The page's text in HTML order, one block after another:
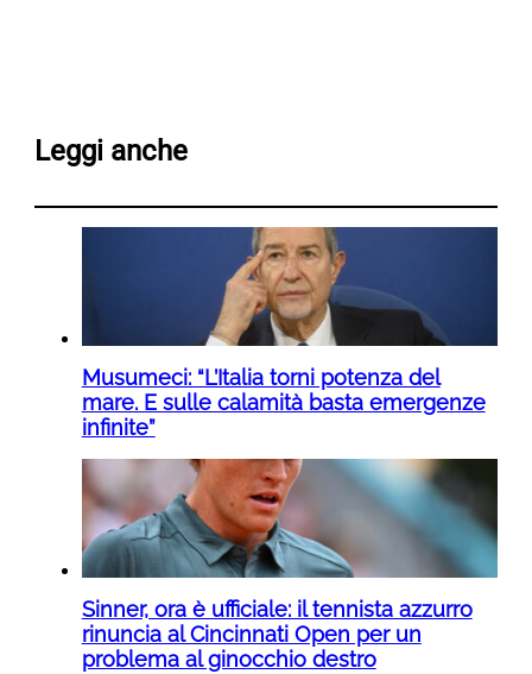
Leggi anche
Musumeci: “L’Italia torni potenza del
mare. E sulle calamità basta emergenze
infinite”
Sinner, ora è ufficiale: il tennista azzurro
rinuncia al Cincinnati Open per un
problema al ginocchio destro